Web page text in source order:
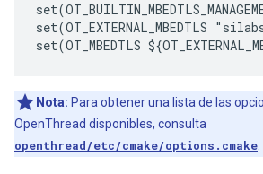
set(OT_EXTERNAL_MBEDTLS
Nota: Para obtener una lista de las
OpenThread disponibles, consulta
openthread/etc/cmake/options.cmake